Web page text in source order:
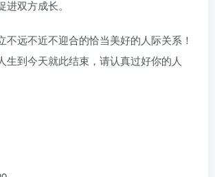
双方成长。
不远不近不迎合的恰当美好的人际关系！
生到今天就此结束，请认真过好你的人